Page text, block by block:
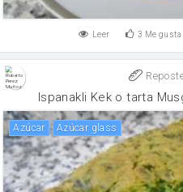
Leer 3 Me gusta
Ispanakli Kek o tarta
Azúcar Azúcar glass